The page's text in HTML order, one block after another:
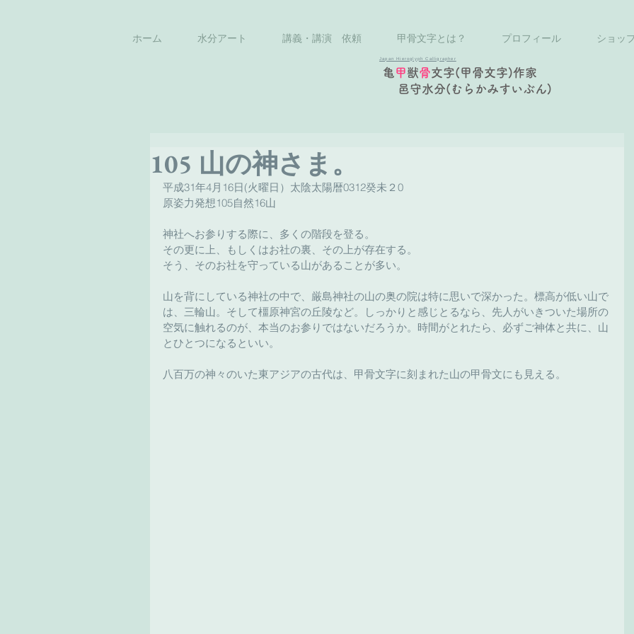
ホーム 水分アート 講義・講演 依頼 甲骨文字とは？ プロフィール ショッ
Japan Hieroglyph Calligrapher
亀 甲獣骨文字(甲骨文字)作家
邑守水分(むらかみすいぶん)
105 山の神さま。
平成31年4月16日(火曜日）太陰太陽暦0312癸未２0
原姿力発想105自然16山
神社へお参りする際に、多くの階段を登る。
その更に上、もしくはお社の裏、その上が存在する。
そう、そのお社を守っている山があることが多い。
山を背にしている神社の中で、厳島神社の山の奥の院は特に思いで深かった。標高が低い山で
は、三輪山。そして橿原神宮の丘陵など。しっかりと感じとるなら、先人がいきついた場所の
空気に触れるのが、本当のお参りではないだろうか。時間がとれたら、必ずご神体と共に、山
とひとつになるといい。
八百万の神々のいた東アジアの古代は、甲骨文字に刻まれた山の甲骨文にも見える。